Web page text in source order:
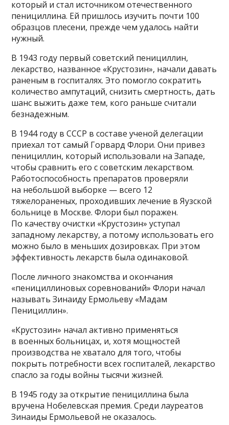
который и стал источником отечественного
пенициллина. Ей пришлось изучить почти 100
образцов плесени, прежде чем удалось найти
нужный.
В 1943 году первый советский пенициллин,
лекарство, названное «Крустозин», начали давать
раненым в госпиталях. Это помогло сократить
количество ампутаций, снизить смертность, дать
шанс выжить даже тем, кого раньше считали
безнадежным.
В 1944 году в СССР в составе ученой делегации
приехал тот самый Горвард Флори. Они привез
пенициллин, который использовали на Западе,
чтобы сравнить его с советским лекарством.
Работоспособность препаратов проверяли
на небольшой выборке — всего 12
тяжелораненых, проходивших лечение в Яузской
больнице в Москве. Флори был поражен.
По качеству очистки «Крустозин» уступал
западному лекарству, а потому использовать его
можно было в меньших дозировках. При этом
эффективность лекарств была одинаковой.
После личного знакомства и окончания
«пенициллиновых соревнований» Флори начал
называть Зинаиду Ермольеву «Мадам
Пенициллин».
«Крустозин» начал активно применяться
в военных больницах, и, хотя мощностей
производства не хватало для того, чтобы
покрыть потребности всех госпиталей, лекарство
спасло за годы войны тысячи жизней.
В 1945 году за открытие пенициллина была
вручена Нобелевская премия. Среди лауреатов
Зинаиды Ермольевой не оказалось.